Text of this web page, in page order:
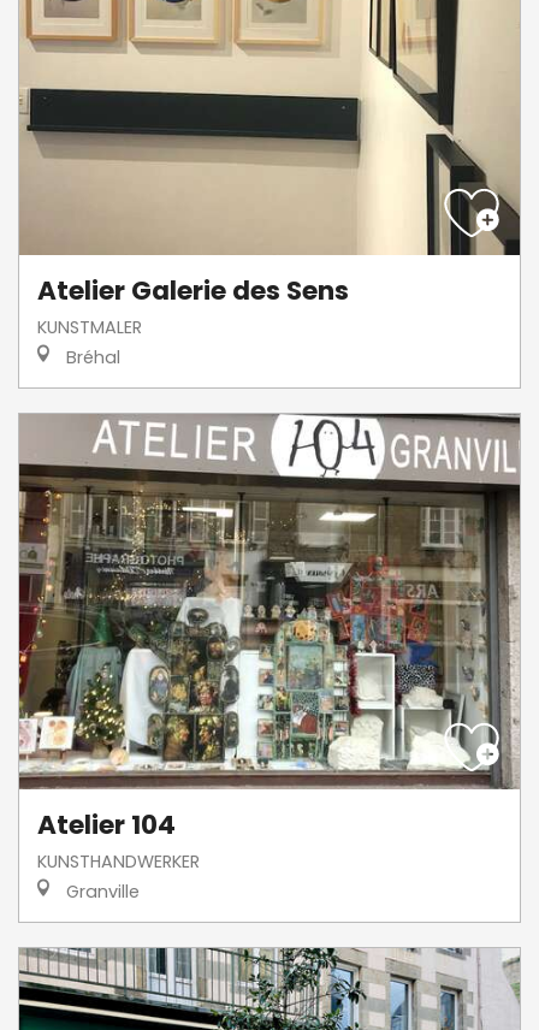
Atelier Galerie des Sens
KUNSTMALER
Bréhal
Atelier 104
KUNSTHANDWERKER
Granville